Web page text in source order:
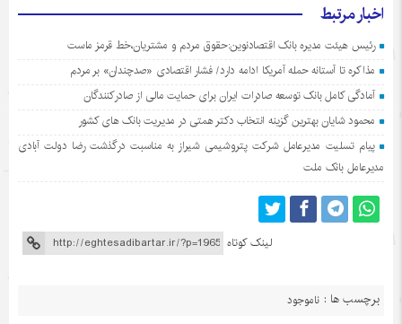
اخبار مرتبط
رئیس هیئت مدیره بانک اقتصادنوین:حقوق مردم و مشتریان،خط قرمز ماست
مذاکره تا آستانه حمله آمریکا ادامه دارد/ فشار اقتصادی «صدچندان» بر مردم
آمادگی کامل بانک توسعه صادرات ایران برای حمایت مالی از صادرکنندگان
محمود شایان بهترین گزینه انتخاب دکتر همتی در مدیریت بانک های کشور
پیام تسلیت مدیرعامل شرکت پتروشیمی شیراز به مناسبت درگذشت رضا دولت آبادی
مدیرعامل بانک ملت
لینک کوتاه
برچسب ها : ناموجود